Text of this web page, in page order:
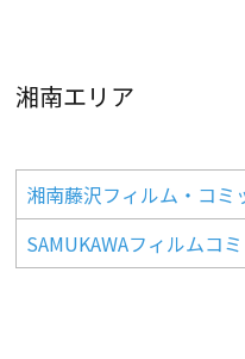
湘南エリア
湘南藤沢フィルム・コミ
SAMUKAWAフィルムコ